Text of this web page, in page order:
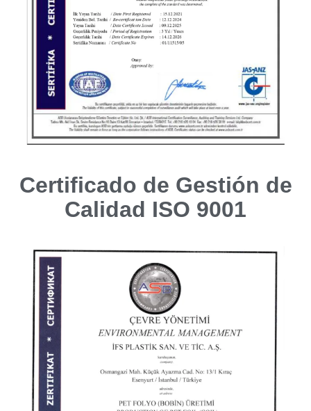
Certificado de Gestión de
Calidad ISO 9001